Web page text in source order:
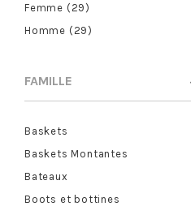
ASTER
BABYBOTTE
BASE LONDON
BAXXO
BEBERLIS
Femme (29)
Homme (29)
FAMILLE
Baskets
Baskets Montantes
Bateaux
Boots et bottines